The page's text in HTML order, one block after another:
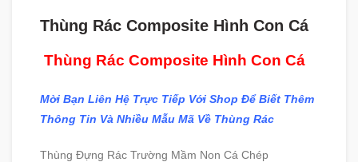
Thùng Rác Composite Hình Con Cá
Thùng Rác Composite Hình Con Cá
Mời Bạn Liên Hệ Trực Tiếp Với Shop Để Biết Thêm
Thông Tin Và Nhiều Mẫu Mã Về Thùng Rác
Thùng Đựng Rác Trường Mầm Non Cá Chép